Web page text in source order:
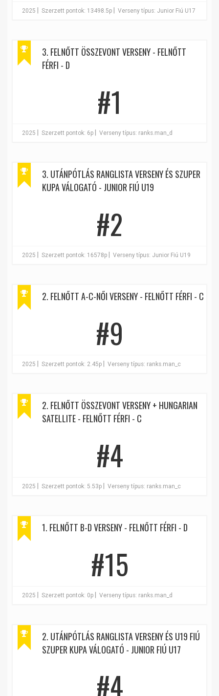
2025 Szerzett pontok: 13498.5p Verseny típus: Junior Fiú U17
3. FELNŐTT ÖSSZEVONT VERSENY - FELNŐTT
FÉRFI - D
#1
2025 Szerzett pontok: 6p Verseny típus: ranks.man_d
3. UTÁNPÓTLÁS RANGLISTA VERSENY ÉS SZUPER
KUPA VÁLOGATÓ - JUNIOR FIÚ U19
#2
2025 Szerzett pontok: 16578p Verseny típus: Junior Fiú U19
2. FELNŐTT A-C-NŐI VERSENY - FELNŐTT FÉRFI - C
#9
2025 Szerzett pontok: 2.45p Verseny típus: ranks.man_c
2. FELNŐTT ÖSSZEVONT VERSENY + HUNGARIAN
SATELLITE - FELNŐTT FÉRFI - C
#4
2025 Szerzett pontok: 5.53p Verseny típus: ranks.man_c
1. FELNŐTT B-D VERSENY - FELNŐTT FÉRFI - D
#15
2025 Szerzett pontok: 0p Verseny típus: ranks.man_d
2. UTÁNPÓTLÁS RANGLISTA VERSENY ÉS U19 FIÚ
SZUPER KUPA VÁLOGATÓ - JUNIOR FIÚ U17
#4